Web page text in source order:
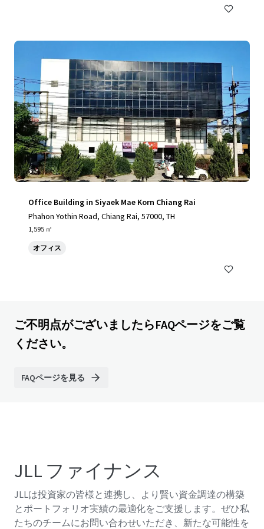
Office Building in Siyaek Mae Korn Chiang Rai
Phahon Yothin Road, Chiang Rai, 57000, TH
1,595 ㎡
オフィス
ご不明点がございましたらFAQページをご覧
ください。
FAQページを見る
JLL ファイナンス
JLLは投資家の皆様と連携し、より賢い資金調達の構築
とポートフォリオ実績の最適化をご支援します。ぜひ私
たちのチームにお問い合わせいただき、新たな可能性を